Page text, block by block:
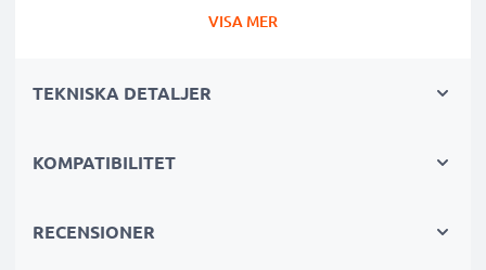
mobilladdare med laddsladd / USB-kabel är dessutom
tryggt kan använda i din bils
kortslutningsskydd samt överspänningsskydd
VISA MER
TEKNISKA DETALJER
KOMPATIBILITET
RECENSIONER